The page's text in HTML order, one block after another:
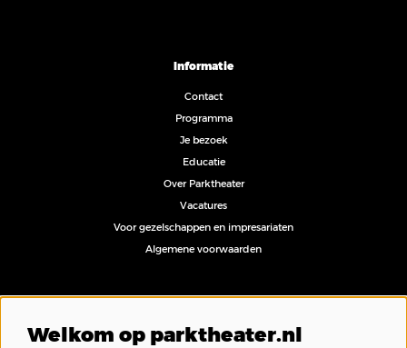
Informatie
Contact
Programma
Je bezoek
Educatie
Over Parktheater
Vacatures
Voor gezelschappen en impresariaten
Algemene voorwaarden
Welkom op parktheater.nl